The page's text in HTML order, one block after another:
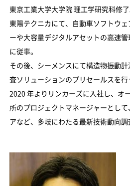
東京工業大学大学院 理工学研究科修了
東陽テクニカにて、自動車ソフトウ
ーや大容量デジタルアセットの高速
に従事。
その後、シーメンスにて構造物振動
査ソリューションのプリセールスを行
2020 年よりリンカーズに入社し、オ
所のプロジェクトマネージャーとし
アなど、多岐にわたる最新技術動向調